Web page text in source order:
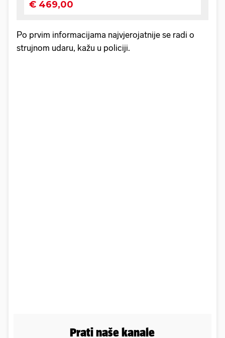
Po prvim informacijama najvjerojatnije se radi o
strujnom udaru, kažu u policiji.
Prati naše kanale